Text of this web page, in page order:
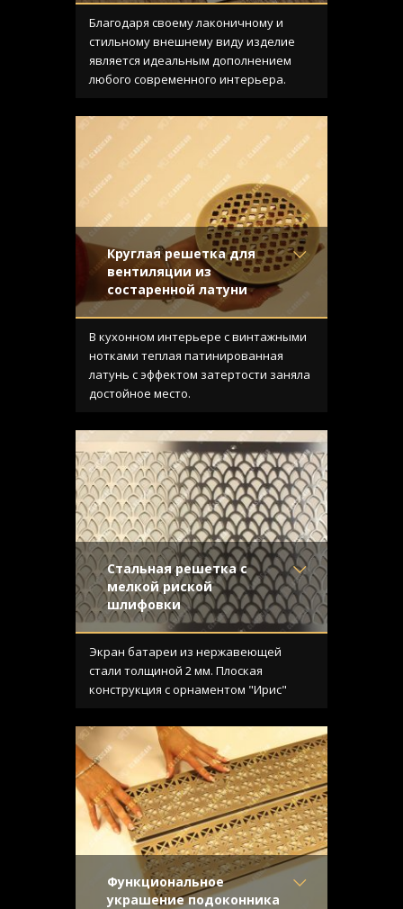
сталь
Отделка- Шлифованная
нержавейка
Узор- Щелевой
Благодаря своему лаконичному и
стильному внешнему виду изделие
является идеальным дополнением
любого современного интерьера.
Круглая решетка для
вентиляции из
состаренной латуни
Материал- Латунь
Отделка - Старение с
эффектом затёртости
Узор - Крестоцвет
Конструкция- С отбортовкой
В кухонном интерьере с винтажными
нотками теплая патинированная
латунь с эффектом затертости заняла
достойное место.
Стальная решетка с
мелкой риской
шлифовки
Материал- Нержавеющая
сталь
Отделка- Шлифованная
нержавейка
Экран батареи из нержавеющей
стали толщиной 2 мм. Плоская
конструкция с орнаментом "Ирис"
Функциональное
украшение подоконника